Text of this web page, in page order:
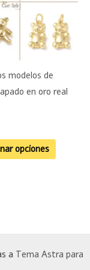
modelos de
en oro real
$90
opciones
Las
opciones
elegir
de
a Tema Astra para